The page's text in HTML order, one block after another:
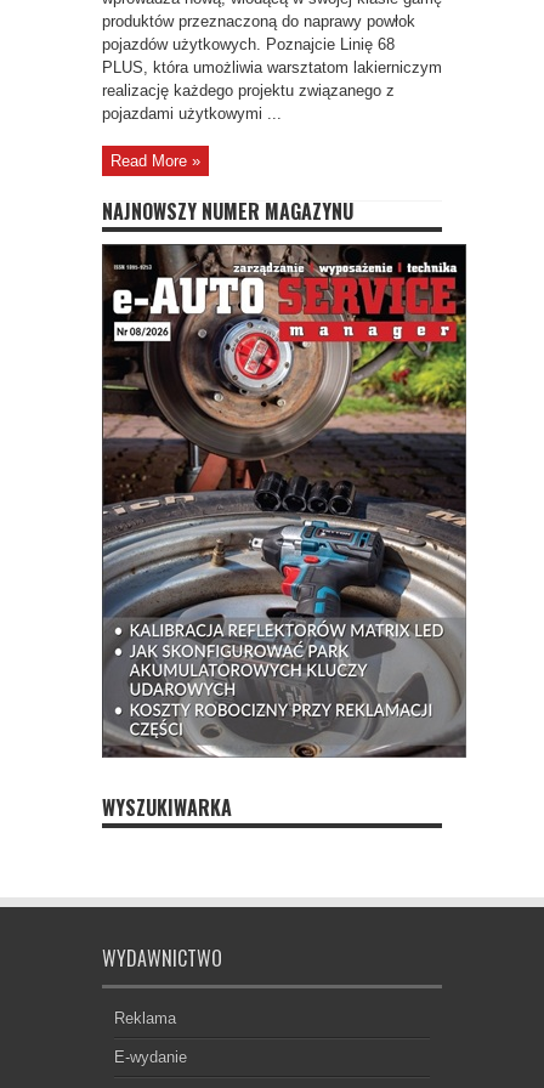
produktów przeznaczoną do naprawy powłok
pojazdów użytkowych. Poznajcie Linię 68
PLUS, która umożliwia warsztatom lakierniczym
realizację każdego projektu związanego z
pojazdami użytkowymi ...
Read More »
NAJNOWSZY NUMER MAGAZYNU
WYSZUKIWARKA
WYDAWNICTWO
Reklama
E-wydanie